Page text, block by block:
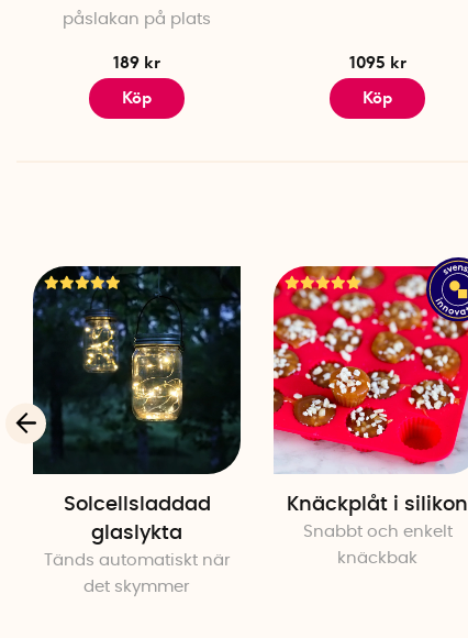
påslakan på plats
189 kr
Köp
1095 kr
Köp
Solcellsladdad
glaslykta
Tänds automatiskt när
det skymmer
Knäckplåt i silikon
Snabbt och enkelt
knäckbak